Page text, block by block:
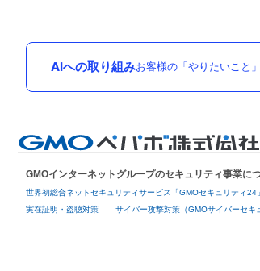
AIへの取り組みお客様の「やりたいこと
GMOインターネットグループのセキュリティ事業に
世界初総合ネットセキュリティサービス「GMOセキュリティ24」
実在証明・盗聴対策 サイバー攻撃対策（GMOサイバーセキ